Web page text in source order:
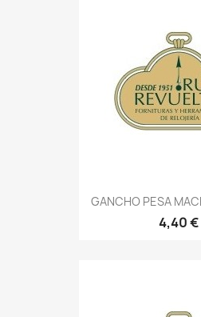
GANCHO PESA
4,40 €